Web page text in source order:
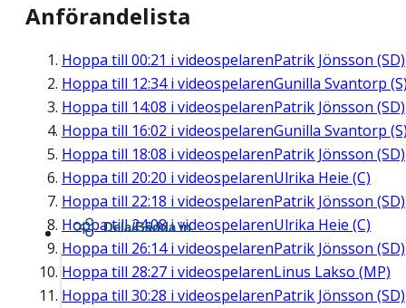
Anförandelista
Hoppa till 00:21 i videospelarenPatrik Jönsson (SD)
Hoppa till 12:34i videospelarenGunilla Svantorp
Hoppa till 14:08 i videospelarenPatrik Jönsson (SD)
Hoppa till 16:02 i videospelarenGunilla Svantorp
Hoppa till 18:08 i videospelarenPatrik Jönsson (SD)
Hoppa till 20:20 i videospelarenUlrika Heie (C)
Hoppa till 22:18 i videospelarenPatrik Jönsson (SD)
Hoppa till24:08i videospelarenUlrika Heie (C)
Hoppa till 26:14i videospelarenPatrik Jönsson (SD)
Hoppa till 28:27 i videospelarenLinus Lakso (MP)
Hoppa till 30:28 i videospelarenPatrik Jönsson (SD)
Dela/Bädda in